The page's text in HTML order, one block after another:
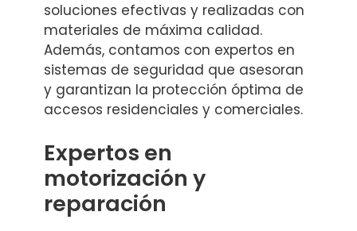
soluciones efectivas y realizadas con
materiales de máxima calidad.
Además, contamos con expertos en
sistemas de seguridad que asesoran
y garantizan la protección óptima de
accesos residenciales y comerciales.
Expertos en
motorización y
reparación